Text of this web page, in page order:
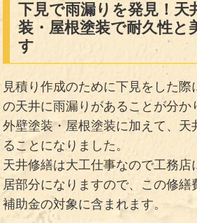
下見で雨漏りを発見！天
装・屋根塗装で耐久性と
す
見積り作成のために下見をした際
の天井に雨漏りがあることが分か
外壁塗装・屋根塗装に加えて、天
ることになりました。
天井修繕は大工仕事なので工務店
居部分になりますので、この修繕
補助金の対象に含まれます。